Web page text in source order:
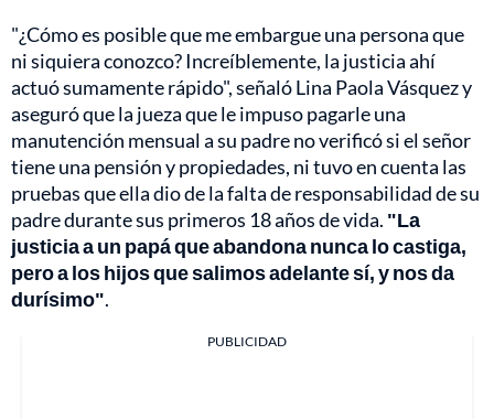
"¿Cómo es posible que me embargue una persona que
ni siquiera conozco? Increíblemente, la justicia ahí
actuó sumamente rápido", señaló Lina Paola Vásquez y
aseguró que la jueza que le impuso pagarle una
manutención mensual a su padre no verificó si el señor
tiene una pensión y propiedades, ni tuvo en cuenta las
pruebas que ella dio de la falta de responsabilidad de su
padre durante sus primeros 18 años de vida. "La
justicia a un papá que abandona nunca lo castiga,
pero a los hijos que salimos adelante sí, y nos da
durísimo".
PUBLICIDAD